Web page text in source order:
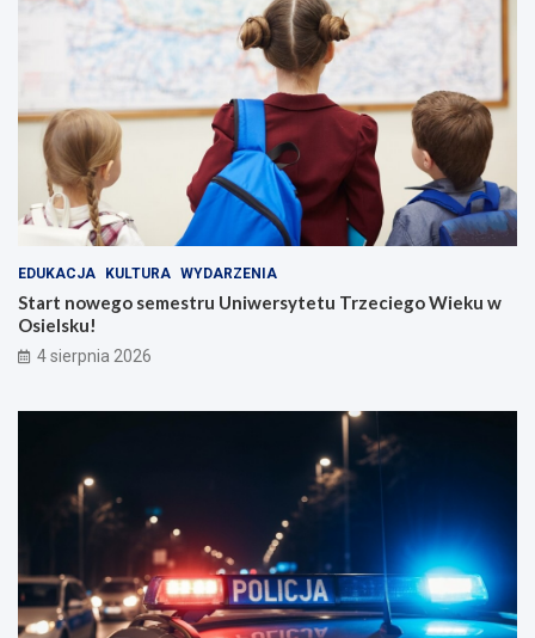
EDUKACJA KULTURA WYDARZENIA
Start nowego semestru Uniwersytetu Trzeciego Wieku w
Osielsku!
4 sierpnia 2026